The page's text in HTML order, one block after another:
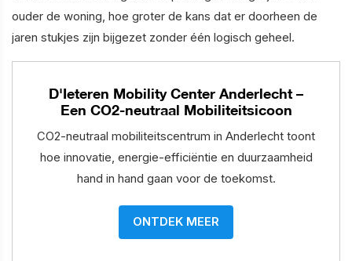
ouder de woning, hoe groter de kans dat er doorheen de
jaren stukjes zijn bijgezet zonder één logisch geheel.
D'Ieteren Mobility Center Anderlecht –
Een CO2-neutraal Mobiliteitsicoon
CO2-neutraal mobiliteitscentrum in Anderlecht toont
hoe innovatie, energie-efficiëntie en duurzaamheid
hand in hand gaan voor de toekomst.
ONTDEK MEER